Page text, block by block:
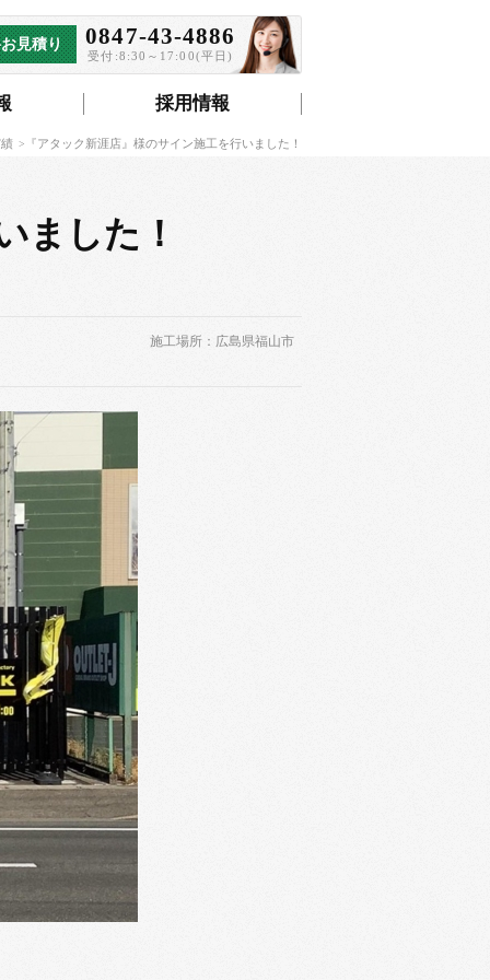
採用情報
0847-43-4886
受付:8:30～17:00(平日)
見積り
『アタック新涯店』様のサイン施工を行いました！
ました！
施工場所：広島県福山市